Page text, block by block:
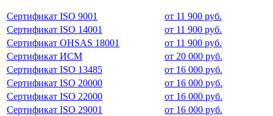
Сертификат ISO 9001
от 11 900 руб.
Сертификат ISO 14001
от 11 900 руб.
Сертификат OHSAS 18001
от 11 900 руб.
Сертификат ИСМ
от 20 000 руб.
Сертификат ISO 13485
от 16 000 руб.
Сертификат ISO 20000
от 16 000 руб.
Сертификат ISO 22000
от 16 000 руб.
Сертификат ISO 29001
от 16 000 руб.